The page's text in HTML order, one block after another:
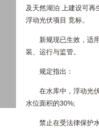
及天然湖泊 上建设可再
浮动光伏项目 竞标。
新规现已生效，适
装、运行与监管。
规定指出：
在水库中，浮动光
水位面积的30%;
禁止在受法律保护